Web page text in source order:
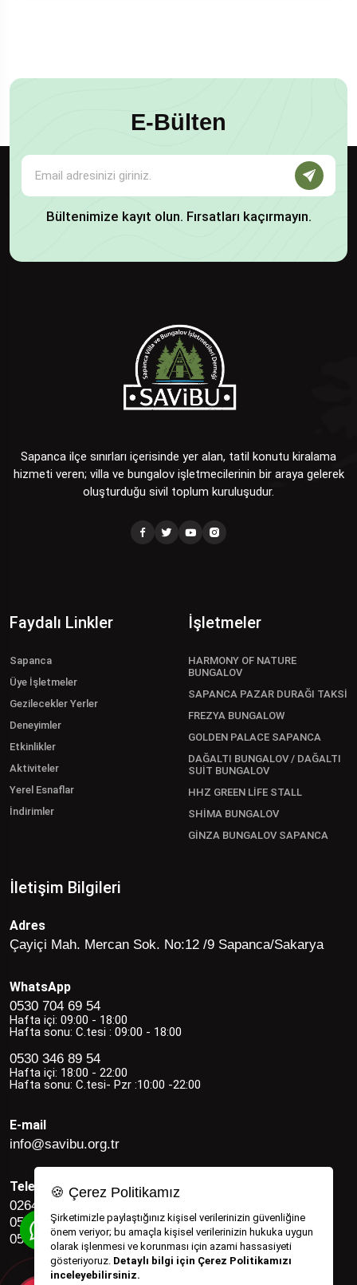
E-Bülten
Bültenimize kayıt olun. Fırsatları kaçırmayın.
Sapanca ilçe sınırları içerisinde yer alan, tatil konutu kiralama
hizmeti veren; villa ve bungalov işletmecilerinin bir araya gelerek
oluşturduğu sivil toplum kuruluşudur.
Faydalı Linkler
Sapanca
Üye İşletmeler
Gezilecekler Yerler
Deneyimler
Etkinlikler
Aktiviteler
Yerel Esnaflar
İndirimler
İşletmeler
HARMONY OF NATURE
BUNGALOV
SAPANCA PAZAR DURAĞI TAKSİ
FREZYA BUNGALOW
GOLDEN PALACE SAPANCA
DAĞALTI BUNGALOV / DAĞALTI
SUİT BUNGALOV
HHZ GREEN LİFE STALL
SHİMA BUNGALOV
GİNZA BUNGALOV SAPANCA
İletişim Bilgileri
Adres
Çayiçi Mah. Mercan Sok. No:12 /9 Sapanca/Sakarya
WhatsApp
0530 704 69 54
Hafta içi: 09:00 - 18:00
Hafta sonu: C.tesi : 09:00 - 18:00
0530 346 89 54
Hafta içi: 18:00 - 22:00
Hafta sonu: C.tesi- Pzr :10:00 -22:00
E-mail
info@savibu.org.tr
Telefon
0264 582 12 17
0530 346 89 54
0530 704 69 54
🍪 Çerez Politikamız
Şirketimizle paylaştığınız kişisel verilerinizin güvenliğine
önem veriyor; bu amaçla kişisel verilerinizin hukuka uygun
olarak işlenmesi ve korunması için azami hassasiyeti
gösteriyoruz. Detaylı bilgi için Çerez Politikamızı
inceleyebilirsiniz.